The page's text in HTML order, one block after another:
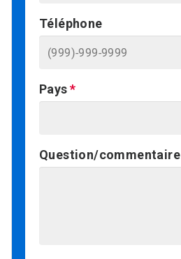
Téléphone
Pays
Question/commentaire